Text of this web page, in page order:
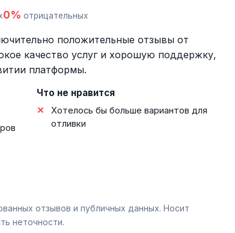
0% отрицательных
положительные отзывы от
качество услуг и хорошую поддержку,
платформы.
Что не нравится
Хотелось бы больше вариантов для
отливки
отзывов и публичных данных. Носит
неточности.